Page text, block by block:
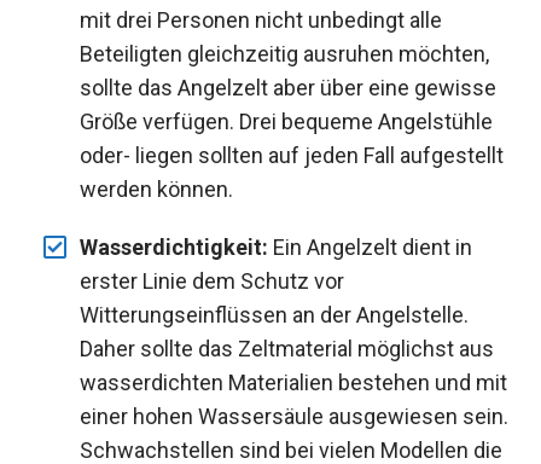
mit drei Personen nicht unbedingt alle
Beteiligten gleichzeitig ausruhen möchten,
sollte das Angelzelt aber über eine gewisse
Größe verfügen. Drei bequeme Angelstühle
oder- liegen sollten auf jeden Fall aufgestellt
werden können.
Wasserdichtigkeit: Ein Angelzelt dient in
erster Linie dem Schutz vor
Witterungseinflüssen an der Angelstelle.
Daher sollte das Zeltmaterial möglichst aus
wasserdichten Materialien bestehen und mit
einer hohen Wassersäule ausgewiesen sein.
Schwachstellen sind bei vielen Modellen die